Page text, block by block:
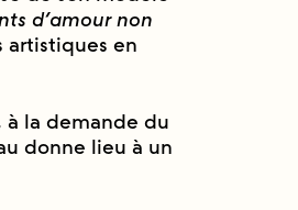
d’amour non
artistiques en
à la demande du
donne lieu à un